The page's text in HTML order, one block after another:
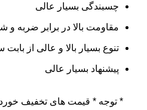
چسبندگی بسیار عالی
مقاومت بالا در برابر ضربه و
تنوع بسیار بالا و عالی از
پیشنهاد بسیار عالی
* توجه * قیمت های تخفیف